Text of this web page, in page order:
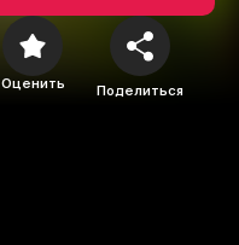
Оценить Поделиться